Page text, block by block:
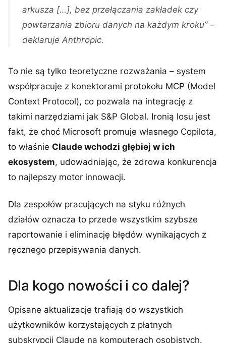
arkusza […], bez przełączania zakładek czy
powtarzania zbioru danych na każdym kroku” –
deklaruje Anthropic.
To nie są tylko teoretyczne rozważania – system
współpracuje z konektorami protokołu MCP (Model
Context Protocol), co pozwala na integrację z
takimi narzędziami jak S&P Global. Ironią losu jest
fakt, że choć Microsoft promuje własnego Copilota,
to właśnie Claude wchodzi głębiej w ich
ekosystem, udowadniając, że zdrowa konkurencja
to najlepszy motor innowacji.
Dla zespołów pracujących na styku różnych
działów oznacza to przede wszystkim szybsze
raportowanie i eliminację błędów wynikających z
ręcznego przepisywania danych.
Dla kogo nowości i co dalej?
Opisane aktualizacje trafiają do wszystkich
użytkowników korzystających z płatnych
subskrypcji Claude na komputerach osobistych.